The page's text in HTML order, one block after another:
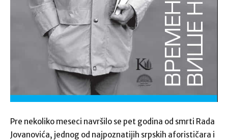
Pre nekoliko meseci navršilo se pet godina od smrti Rada
Jovanovića, jednog od najpoznatijih srpskih aforističara i